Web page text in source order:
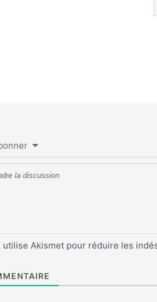
utilise Akismet pour réduire les